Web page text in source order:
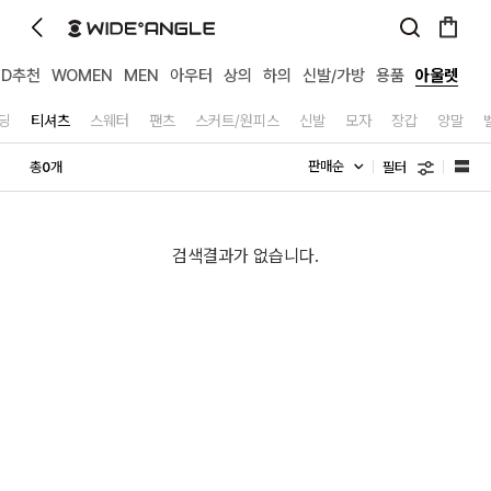
추천 WOMEN MEN 아우터 상의 하의 신발/가방 용품 아울렛
티셔츠 스웨터 팬츠 스커트/원피스 신발 모자 장갑 양말
총0개 필터
검색결과가 없습니다.